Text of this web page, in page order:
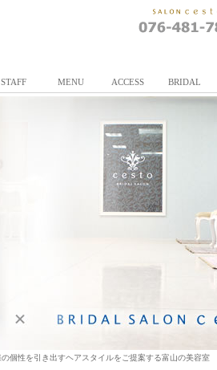
個性を引き出すヘアスタイルをご提案する富山の美容室
STAFF MENU ACCESS BRIDAL